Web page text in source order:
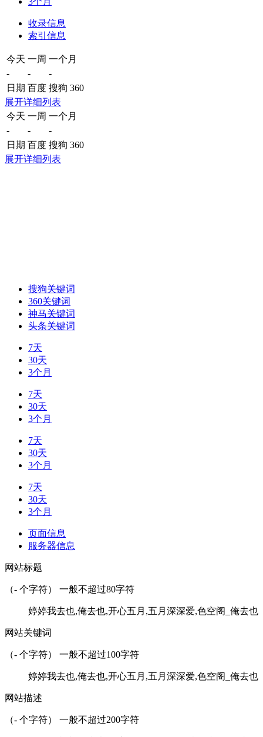
收录信息
索引信息
今天 一周 一个月
-
-
-
日期 百度 搜狗 360
展开详细列表
今天 一周 一个月
-
-
-
日期 百度 搜狗 360
展开详细列表
搜狗关键词
360关键词
神马关键词
头条关键词
7天
30天
3个月
7天
30天
3个月
7天
30天
3个月
7天
30天
3个月
页面信息
服务器信息
网站标题
（- 个字符） 一般不超过80字符
婷婷我去也,俺去也,开心五月,五月深深爱,色空阁_俺去也
网站关键词
（- 个字符） 一般不超过100字符
婷婷我去也,俺去也,开心五月,五月深深爱,色空阁_俺去也
网站描述
（- 个字符） 一般不超过200字符